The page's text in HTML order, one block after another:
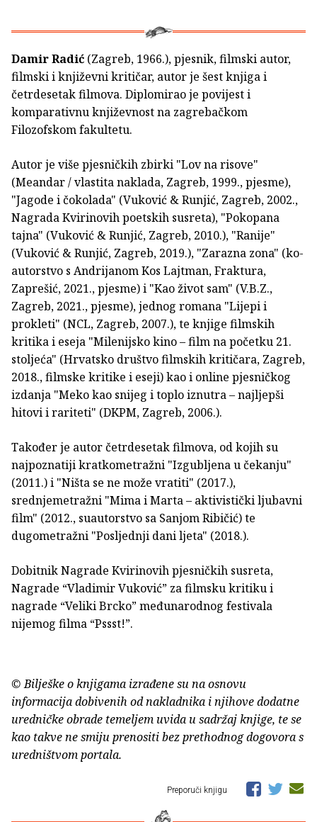
Damir Radić (Zagreb, 1966.), pjesnik, filmski autor,
filmski i književni kritičar, autor je šest knjiga i
četrdesetak filmova. Diplomirao je povijest i
komparativnu književnost na zagrebačkom
Filozofskom fakultetu.
Autor je više pjesničkih zbirki "Lov na risove"
(Meandar / vlastita naklada, Zagreb, 1999., pjesme),
"Jagode i čokolada" (Vuković & Runjić, Zagreb, 2002.,
Nagrada Kvirinovih poetskih susreta), "Pokopana
tajna" (Vuković & Runjić, Zagreb, 2010.), "Ranije"
(Vuković & Runjić, Zagreb, 2019.), "Zarazna zona" (ko-
autorstvo s Andrijanom Kos Lajtman, Fraktura,
Zaprešić, 2021., pjesme) i "Kao život sam" (V.B.Z.,
Zagreb, 2021., pjesme), jednog romana "Lijepi i
prokleti" (NCL, Zagreb, 2007.), te knjige filmskih
kritika i eseja "Milenijsko kino – film na početku 21.
stoljeća" (Hrvatsko društvo filmskih kritičara, Zagreb,
2018., filmske kritike i eseji) kao i online pjesničkog
izdanja "Meko kao snijeg i toplo iznutra – najljepši
hitovi i rariteti" (DKPM, Zagreb, 2006.).
Također je autor četrdesetak filmova, od kojih su
najpoznatiji kratkometražni "Izgubljena u čekanju"
(2011.) i "Ništa se ne može vratiti" (2017.),
srednjemetražni "Mima i Marta – aktivistički ljubavni
film" (2012., suautorstvo sa Sanjom Ribičić) te
dugometražni "Posljednji dani ljeta" (2018.).
Dobitnik Nagrade Kvirinovih pjesničkih susreta,
Nagrade “Vladimir Vuković” za filmsku kritiku i
nagrade “Veliki Brcko” međunarodnog festivala
nijemog filma “Pssst!”.
© Bilješke o knjigama izrađene su na osnovu
informacija dobivenih od nakladnika i njihove dodatne
uredničke obrade temeljem uvida u sadržaj knjige, te se
kao takve ne smiju prenositi bez prethodnog dogovora s
uredništvom portala.
Preporuči knjigu